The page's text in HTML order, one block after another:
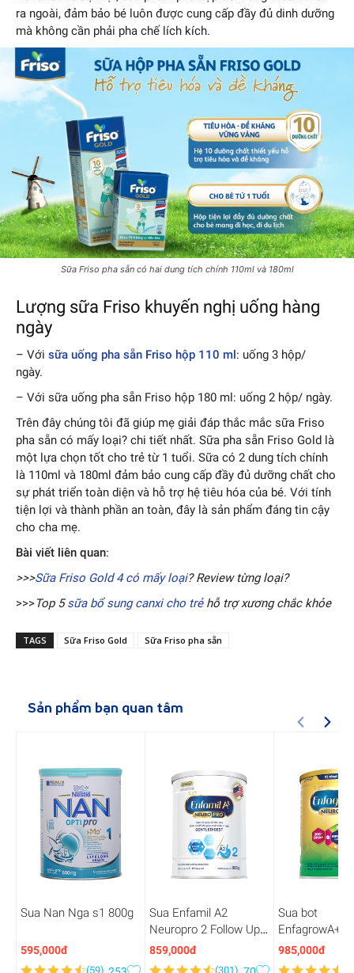
ra ngoài, đảm bảo bé luôn được cung cấp đầy đủ dinh dưỡng
mà không cần phải pha chế lích kích.
Sữa Friso pha sẵn có hai dung tích chính 110ml và 180ml
Lượng sữa Friso khuyến nghị uống hàng
ngày
– Với sữa uống pha sẵn Friso hộp 110 ml: uống 3 hộp/
ngày.
– Với sữa uống pha sẵn Friso hộp 180 ml: uống 2 hộp/ ngày.
Trên đây chúng tôi đã giúp mẹ giải đáp thắc mắc sữa Friso
pha sẵn có mấy loại? chi tiết nhất. Sữa pha sẵn Friso Gold là
một lựa chọn tốt cho trẻ từ 1 tuổi. Sữa có 2 dung tích chính
là 110ml và 180ml đảm bảo cung cấp đầy đủ dưỡng chất cho
sự phát triển toàn diện và hỗ trợ hệ tiêu hóa của bé. Với tính
tiện lợi và thành phần an toàn, đây là sản phẩm đáng tin cậy
cho cha mẹ.
Bài viết liên quan:
>>>Sữa Friso Gold 4 có mấy loại? Review từng loại?
>>>Top 5sữa bổ sung canxi cho trẻhỗ trợ xương chắc khỏe
TAGS Sữa Friso Gold Sữa Friso pha sẵn
Sản phẩm bạn quan tâm
Sua Nan Nga s1 800g
595,000đ
(59)
Sua Enfamil A2
Neuropro 2 Follow Up
800g
859,000đ
(301)
Sua bot
S4 HMO
985,000đ